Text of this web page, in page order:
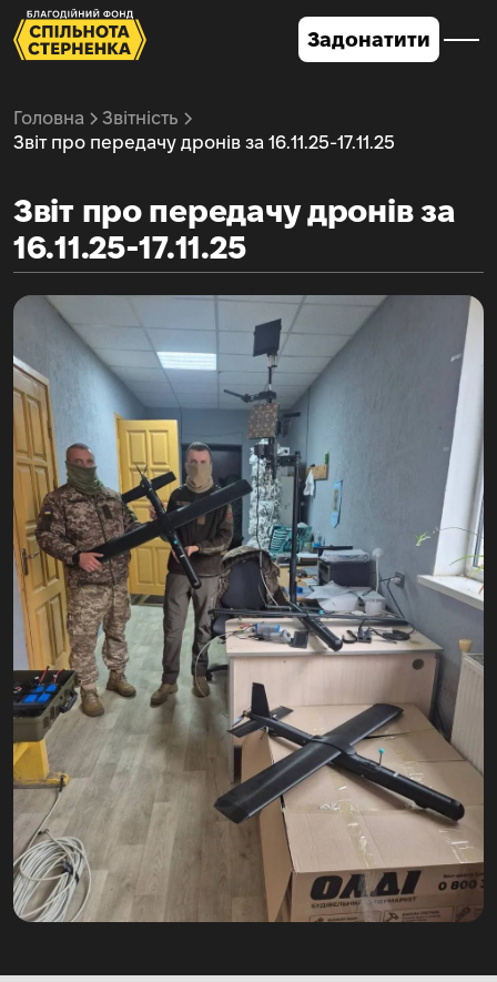
Задонатити
Головна
Звітність
Звіт про передачу дронів за 16.11.25-17.11.25
Звіт про передачу дронів за
16.11.25-17.11.25